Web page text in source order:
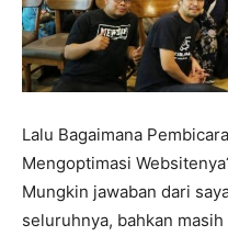
Lalu Bagaimana
Mengoptimasi
Mungkin jawaban dari
seluruhnya, bahkan